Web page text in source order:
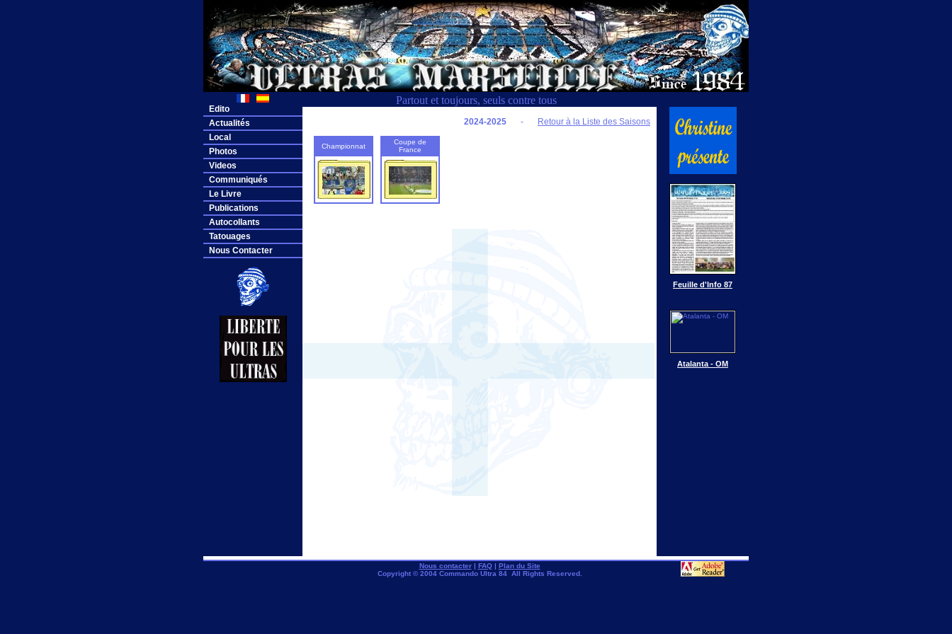
Partout et toujours, seuls contre tous
Edito
Actualités
Local
Photos
Videos
Communiqués
Le Livre
Publications
Autocollants
Tatouages
Nous Contacter
2024-2025 - Retour à la Liste des Saisons
Championnat
Coupe de
France
Feuille d'Info 87
Atalanta - OM
Nous contacter| FAQ| Plan du Site
Copyright © 2004 Commando Ultra 84 All Rights Reserved.